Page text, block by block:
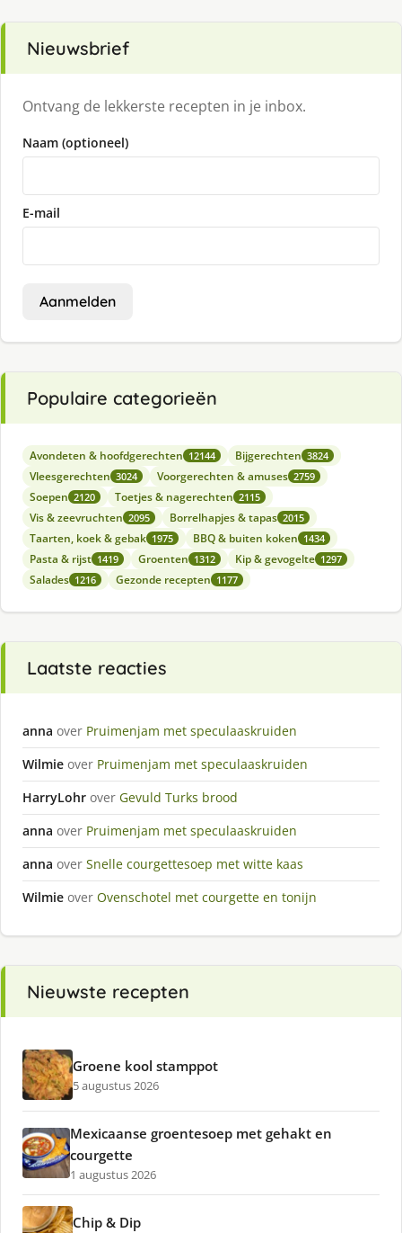
Nieuwsbrief
Ontvang de lekkerste recepten in je inbox.
Naam (optioneel)
E-mail
Aanmelden
Populaire categorieën
Avondeten & hoofdgerechten 12144 Bijgerechten 3824
Vleesgerechten 3024 Voorgerechten & amuses 2759
Soepen 2120 Toetjes & nagerechten 2115
Vis & zeevruchten 2095 Borrelhapjes & tapas 2015
Taarten, koek & gebak 1975 BBQ & buiten koken 1434
Pasta & rijst 1419 Groenten 1312 Kip & gevogelte 1297
Salades 1216 Gezonde recepten 1177
Laatste reacties
anna over Pruimenjam met speculaaskruiden
Wilmie over Pruimenjam met speculaaskruiden
HarryLohr over Gevuld Turks brood
anna over Pruimenjam met speculaaskruiden
anna over Snelle courgettesoep met witte kaas
Wilmie over Ovenschotel met courgette en tonijn
Nieuwste recepten
Groene kool stamppot
5 augustus 2026
Mexicaanse groentesoep met gehakt en
courgette
1 augustus 2026
Chip & Dip